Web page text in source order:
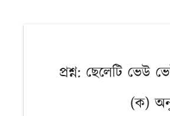
প্রশ্ন: ছেলেটি
(ক)